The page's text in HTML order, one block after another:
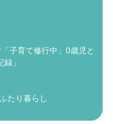
子育て修行中」0歳児と
」
たり暮らし